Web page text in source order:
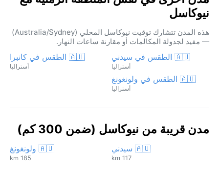
نيوكاسل
هذه المدن تتشارك توقيت نيوكاسل المحلي (Australia/Sydney)
— مفيد لجدولة المكالمات أو مقارنة ساعات النهار.
🇦🇺 الطقس في سيدني
أستراليا
🇦🇺 الطقس في كانبرا
أستراليا
🇦🇺 الطقس في ولونغونغ
أستراليا
مدن قريبة من نيوكاسل (ضمن 300 كم)
🇦🇺 سيدني
117 km
🇦🇺 ولونغونغ
185 km